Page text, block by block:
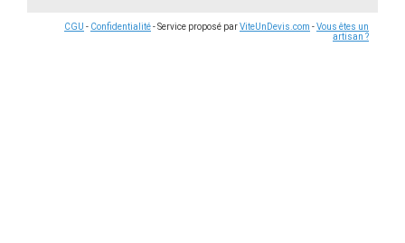
CGU - Confidentialité- Service proposé parViteUnDevis.com -Vous êtes un
artisan ?